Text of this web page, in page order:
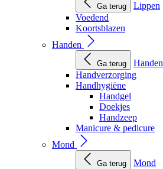
Ga terug
Lippen
Voedend
Koortsblazen
Handen
Ga terug
Handen
Handverzorging
Handhygiëne
Handgel
Doekjes
Handzeep
Manicure & pedicure
Mond
Ga terug
Mond